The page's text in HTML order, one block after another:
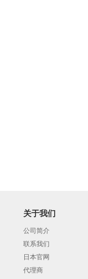
关于我们
公司简介
联系我们
日本官网
代理商